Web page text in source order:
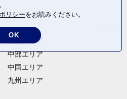
東北エリア
中部エリア
中国エリア
九州エリア
リシーをお読みください。
OK